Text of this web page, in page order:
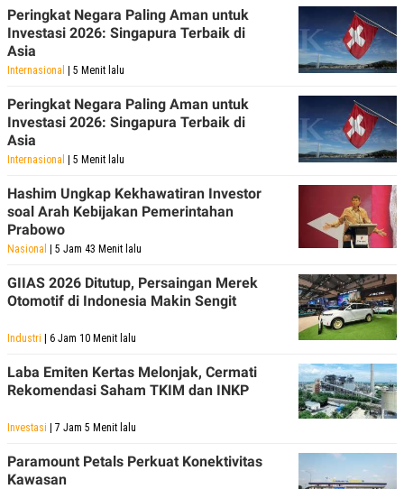
USE
PEDOMAN
PEMBERITAAN
SIBER
PRIVACY
Peringkat Negara Paling Aman untuk
Investasi 2026: Singapura Terbaik di
Asia
Internasional | 5 Menit lalu
Peringkat Negara Paling Aman untuk
Investasi 2026: Singapura Terbaik di
Asia
Internasional | 5 Menit lalu
Hashim Ungkap Kekhawatiran Investor
soal Arah Kebijakan Pemerintahan
Prabowo
Nasional | 5 Jam 43 Menit lalu
GIIAS 2026 Ditutup, Persaingan Merek
Otomotif di Indonesia Makin Sengit
Industri | 6 Jam 10 Menit lalu
Laba Emiten Kertas Melonjak, Cermati
Rekomendasi Saham TKIM dan INKP
Investasi | 7 Jam 5 Menit lalu
Paramount Petals Perkuat Konektivitas
Kawasan